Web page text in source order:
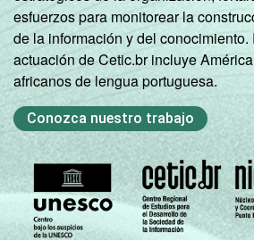
mil
habitantes
Norte -
Mais de 50
mil até
100 mil
habitantes
Norte -
Mais de
esfuerzos para monitorear la
de la información y del conocimiento.
actuación de Cetic.br incluye
africanos de lengua portuguesa.
Conozca nuestro trabajo